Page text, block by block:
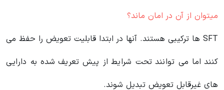
میتوان از آن در امان ماند؟
SFT ها ترکیبی هستند. آنها در ابتدا قابلیت تعویض را حفظ می
کنند اما می توانند تحت شرایط از پیش تعریف شده به دارایی
های غیرقابل تعویض تبدیل شوند.